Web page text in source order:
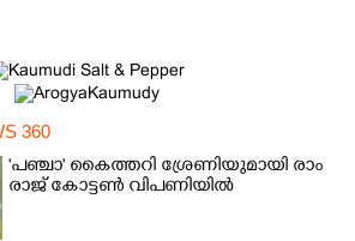
360
'​പ​ഞ്ചാ​'​ ​കൈ​ത്ത​റി​ ​ശ്രേ​ണി​യു​മാ​യി​ ​രാം​
രാ​ജ് ​കോ​ട്ടൺ വിപണിയിൽ